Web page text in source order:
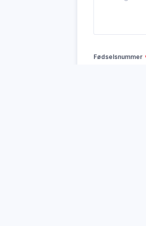
Fødselsnummer